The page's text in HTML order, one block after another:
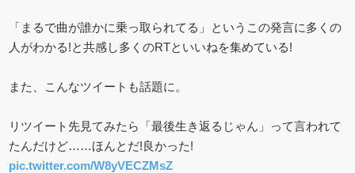
「まるで曲が誰かに乗っ取られてる」というこの発言に多くの
人がわかる!と共感し多くのRTといいねを集めている!
また、こんなツイートも話題に。
リツイート先見てみたら「最後生き返るじゃん」って言われて
たんだけど……ほんとだ!良かった!
pic.twitter.com/W8yVECZMsZ